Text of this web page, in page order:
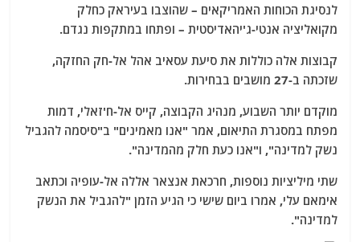
לנסיגת הכוחות האמריקאים – שהוצבו בעיראק כחלק
מקואליציה אנטי-ג'יהאדיסטית – ופתחו במתקפות נגדם.
קבוצות אלה כוללות את סיעת עסאיב אהל אל-חק החזקה,
שזכתה ב-27 מושבים בבחירות.
מוקדם יותר השבוע, מנהיג הקבוצה, קייס אל-ח'זאלי, דמות
מפתח במסגרת התיאום, אמר "אנו מאמינים" ב"סיסמה להגביל
נשק למדינה", ו"אנו כעת חלק מהמדינה".
שתי מיליציות נוספות, חרכאת אנצאר אללה אל-עופיה וכתאב
אימאם עלי, אמרו ביום שישי כי הגיע הזמן "להגביל את הנשק
למדינה".